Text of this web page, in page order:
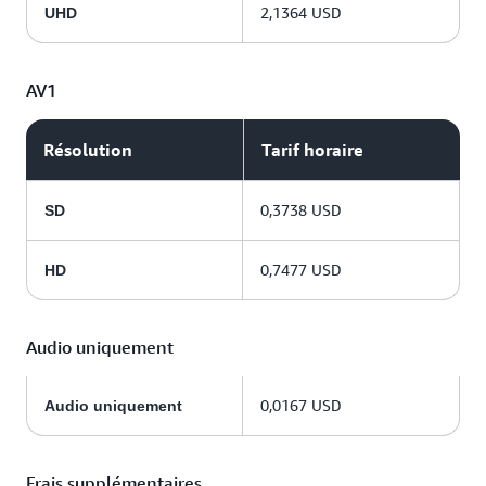
UHD 2,1364 USD
AV1
Résolution Tarif horaire
SD 0,3738 USD
HD 0,7477 USD
Audio uniquement
Audio uniquement 0,0167 USD